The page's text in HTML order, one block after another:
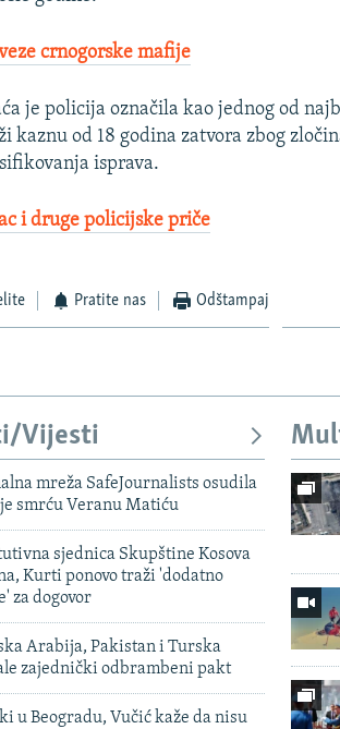
crnogorske mafije
je policija označila kao jednog od
kaznu od 18 godina zatvora zbog
isprava.
i druge policijske priče
Pratite nas Odštampaj
Vijesti
mreža SafeJournalists osudila
smrću Veranu Matiću
sjednica Skupštine Kosova
Kurti ponovo traži 'dodatno
za dogovor
Arabija, Pakistan i Turska
zajednički odbrambeni pakt
u Beogradu, Vučić kaže da nisu